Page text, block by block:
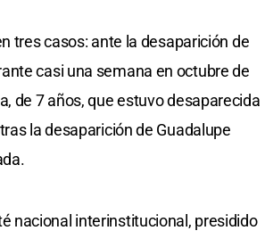
tres casos: ante la desaparición de
casi una semana en octubre de
de 7 años, que estuvo desaparecida
la desaparición de Guadalupe
nacional interinstitucional, presidido